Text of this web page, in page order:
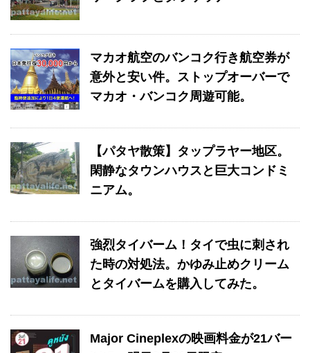
マカオ航空のバンコク行き航空券が
意外と安い件。ストップオーバーで
マカオ・バンコク周遊可能。
【パタヤ散策】タップラヤー地区。
閑静なタウンハウスと巨大コンドミ
ニアム。
強烈タイバーム！タイで虫に刺され
た時の対処法。かゆみ止めクリーム
とタイバームを購入してみた。
Major Cineplexの映画料金が21バー